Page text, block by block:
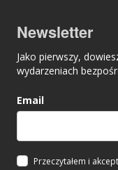
Newsletter
Jako pierwszy,
wydarzeniach
Email
Przeczytałem i